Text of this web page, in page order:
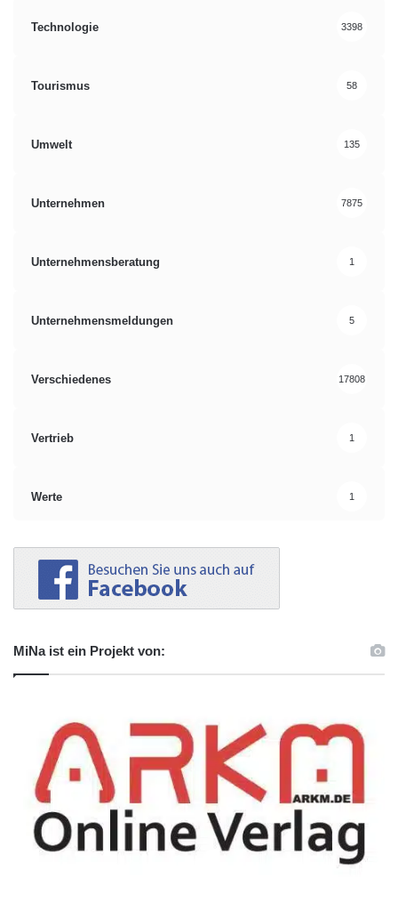
Technologie 3398
Tourismus 58
Umwelt 135
Unternehmen 7875
Unternehmensberatung 1
Unternehmensmeldungen 5
Verschiedenes 17808
Vertrieb 1
Werte 1
MiNa ist ein Projekt von: